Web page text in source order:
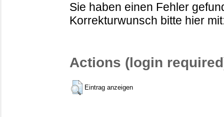
Sie haben einen Fehler
Korrekturwunsch bitte hier
Actions (login
Eintrag anzeigen